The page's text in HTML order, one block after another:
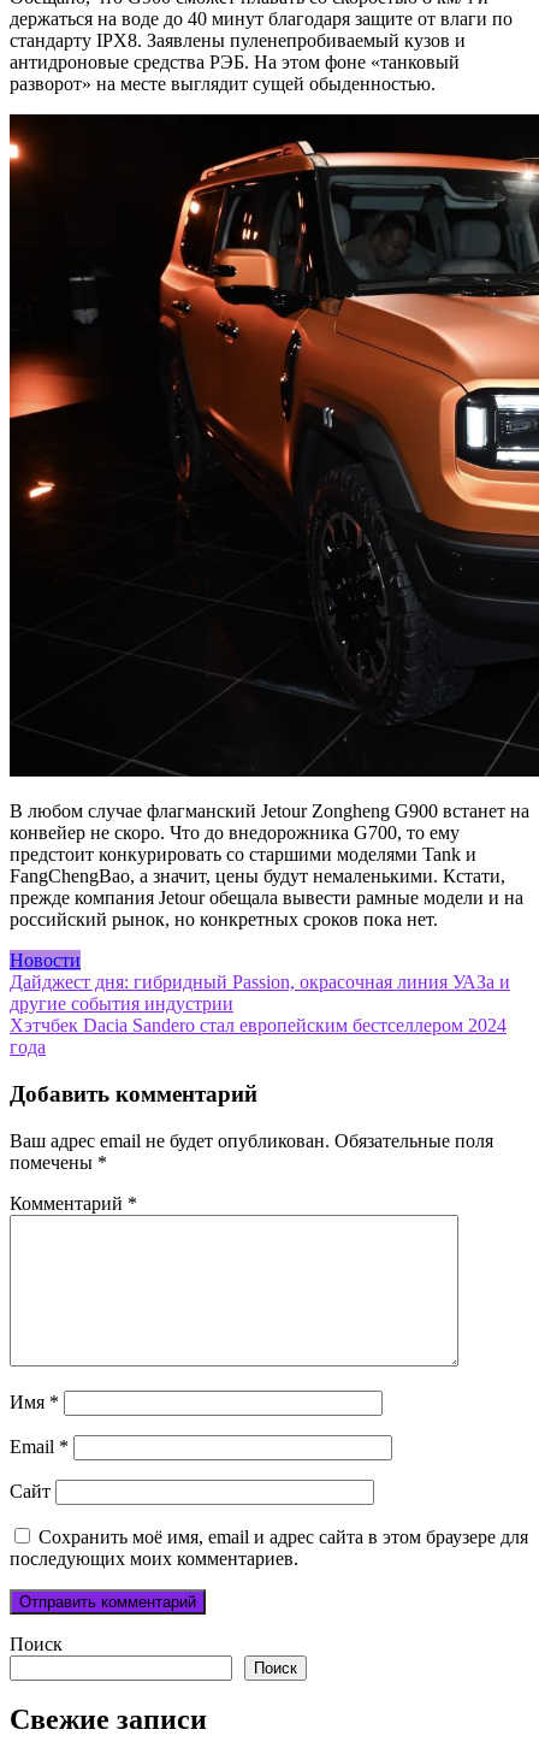
держаться на воде до 40 минут благодаря защите от влаги по
стандарту IPX8. Заявлены пуленепробиваемый кузов и
антидроновые средства РЭБ. На этом фоне «танковый
разворот» на месте выглядит сущей обыденностью.
В любом случае флагманский Jetour Zongheng G900 встанет на
конвейер не скоро. Что до внедорожника G700, то ему
предстоит конкурировать со старшими моделями Tank и
FangChengBao, а значит, цены будут немаленькими. Кстати,
прежде компания Jetour обещала вывести рамные модели и на
российский рынок, но конкретных сроков пока нет.
Новости
Навигация
по
записям
Дайджест дня: гибридный Passion, окрасочная линия УАЗа и
другие события индустрии
Хэтчбек Dacia Sandero стал европейским бестселлером 2024
года
Добавить комментарий
Ваш адрес email не будет опубликован. Обязательные поля
помечены *
Комментарий *
Имя *
Email *
Сайт
Сохранить моё имя, email и адрес сайта в этом браузере для
последующих моих комментариев.
Поиск
Поиск
Свежие записи